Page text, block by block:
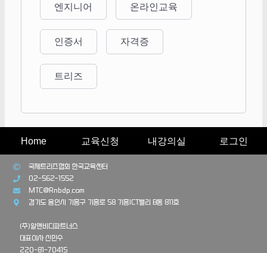
엔지니어 온라인교육
인증서 자격증
트리즈
Home 교육신청 내강의실 로그인
국제트리즈협회 한국교육센터
02-562-1552
MTC@Rnbdp.com
경기도 용인시 기흥구 기흥로 58 기흥ICT밸리 B동 811호
(주)알앤비디파트너스
대표이사 신민수
220-81-70415